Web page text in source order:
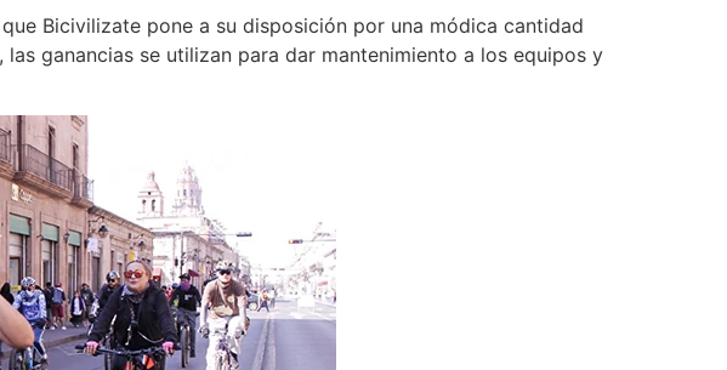
Bicivilizate pone a su disposición por una módica cantidad
ganancias se utilizan para dar mantenimiento a los equipos y